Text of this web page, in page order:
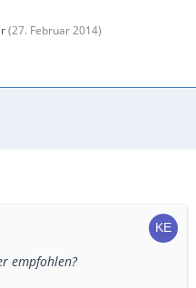
(27. Februar 2014)
empfohlen?